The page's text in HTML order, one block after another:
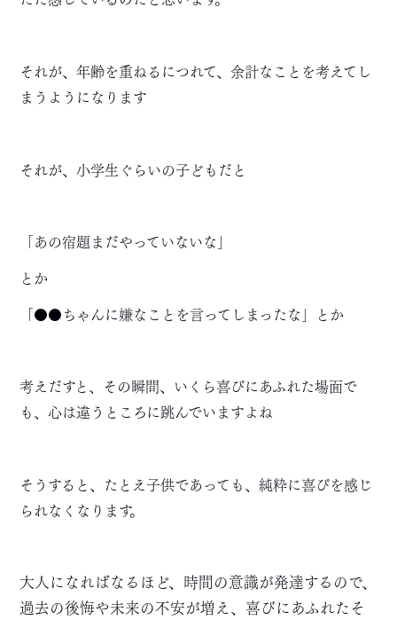
それが、年齢を重ねるにつれて、余計なことを考えてし
まうようになります
それが、小学生ぐらいの子どもだと
「あの宿題まだやっていないな」
とか
「●●ちゃんに嫌なことを言ってしまったな」とか
考えだすと、その瞬間、いくら喜びにあふれた場面で
も、心は違うところに跳んでいますよね
そうすると、たとえ子供であっても、純粋に喜びを感じ
られなくなります。
大人になればなるほど、時間の意識が発達するので、
過去の後悔や未来の不安が増え、喜びにあふれたそ